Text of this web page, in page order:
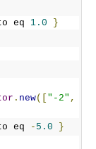
eq 1.0
}
. new([ "-2" ,
eq - 5.0
}